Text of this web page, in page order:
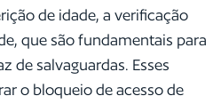
de idade, a verificação
que são fundamentais para
de salvaguardas. Esses
o bloqueio de acesso de